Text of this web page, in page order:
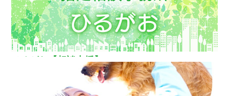
ひるがお【相談支援】